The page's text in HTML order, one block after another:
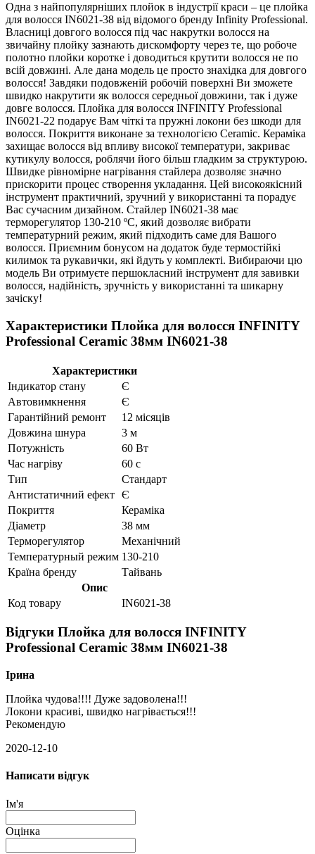
Одна з найпопулярніших плойок в індустрії краси – це плойка
для волосся IN6021-38 від відомого бренду Infinity Professional.
Власниці довгого волосся під час накрутки волосся на
звичайну плойку зазнають дискомфорту через те, що робоче
полотно плойки коротке і доводиться крутити волосся не по
всій довжині. Але дана модель це просто знахідка для довгого
волосся! Завдяки подовженій робочій поверхні Ви зможете
швидко накрутити як волосся середньої довжини, так і дуже
довге волосся. Плойка для волосся INFINITY Professional
IN6021-22 подарує Вам чіткі та пружні локони без шкоди для
волосся. Покриття виконане за технологією Ceramic. Кераміка
захищає волосся від впливу високої температури, закриває
кутикулу волосся, роблячи його більш гладким за структурою.
Швидке рівномірне нагрівання стайлера дозволяє значно
прискорити процес створення укладання. Цей високоякісний
інструмент практичний, зручний у використанні та порадує
Вас сучасним дизайном. Стайлер IN6021-38 має
терморегулятор 130-210 ºC, який дозволяє вибрати
температурний режим, який підходить саме для Вашого
волосся. Приємним бонусом на додаток буде термостійкі
килимок та рукавички, які йдуть у комплекті. Вибираючи цю
модель Ви отримуєте першокласний інструмент для завивки
волосся, надійність, зручність у використанні та шикарну
зачіску!
Характеристики Плойка для волосся INFINITY
Professional Ceramic 38мм IN6021-38
Характеристики
Індикатор стану
Є
Автовимкнення
Є
Гарантійний ремонт
12 місяців
Довжина шнура
3 м
Потужність
60 Вт
Час нагріву
60 с
Тип
Стандарт
Антистатичний ефект Є
Покриття
Кераміка
Діаметр
38 мм
Терморегулятор
Механічний
Температурный режим 130-210
Країна бренду
Тайвань
Опис
Код товару
IN6021-38
Відгуки Плойка для волосся INFINITY
Professional Ceramic 38мм IN6021-38
Ірина
Плойка чудова!!!! Дуже задоволена!!!
Локони красиві, швидко нагрівається!!!
Рекомендую
2020-12-10
Написати відгук
Ім'я
Оцінка